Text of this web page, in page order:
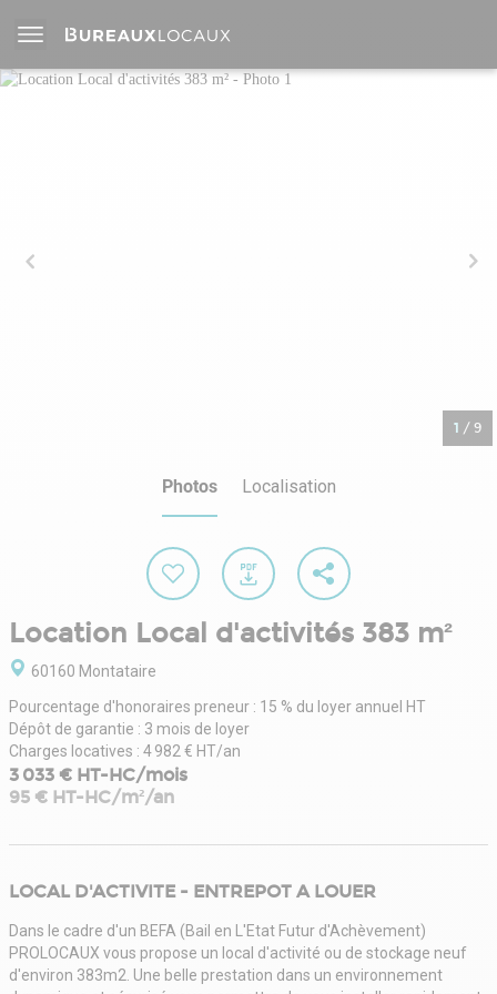
1 / 9
Photos Localisation
Location Local d'activités 383 m²
60160 Montataire
Pourcentage d'honoraires preneur : 15 % du loyer annuel HT
Dépôt de garantie : 3 mois de loyer
Charges locatives : 4 982 € HT/an
3 033 € HT-HC/mois
95 € HT-HC/m²/an
LOCAL D'ACTIVITE - ENTREPOT A LOUER
Dans le cadre d'un BEFA (Bail en L'Etat Futur d'Achèvement)
PROLOCAUX vous propose un local d'activité ou de stockage neuf
d'environ 383m2. Une belle prestation dans un environnement